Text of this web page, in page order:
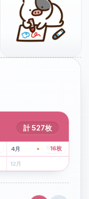
計527枚
4月 107枚
8月
16枚
12月